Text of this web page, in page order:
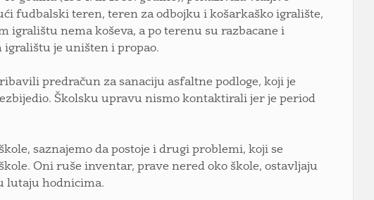
fudbalski teren, teren za odbojku i košarkaško igralište,
igralištu nema koševa, a po terenu su razbacane i
igralištu je uništen i propao.
predračun za sanaciju asfaltne podloge, koji je
Školsku upravu nismo kontaktirali jer je period
saznajemo da postoje i drugi problemi, koji se
Oni ruše inventar, prave nered oko škole, ostavljaju
lutaju hodnicima.